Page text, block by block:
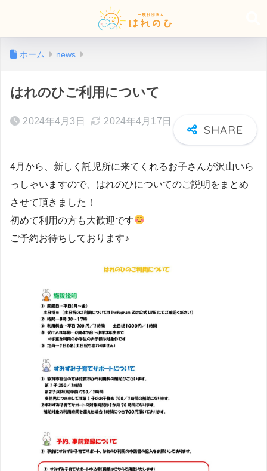
ホーム news
はれのひご利用について
2024年4月3日 2024年4月17日
4月から、新しく託児所に来てくれるお子さんが沢山いら
っしゃいますので、はれのひについてのご説明をまとめ
させて頂きました！
初めて利用の方も大歓迎です
ご予約お待ちしております♪